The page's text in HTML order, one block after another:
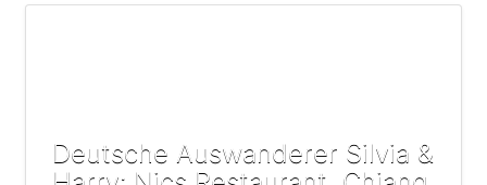
Deutsche Auswanderer Silvia &